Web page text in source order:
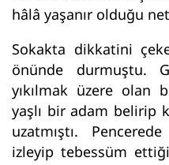
hâlâ yaşanır olduğu
Sokakta dikkatini
önünde durmuştu.
yıkılmak üzere olan
yaşlı bir adam belirip
uzatmıştı.
izleyip tebessüm